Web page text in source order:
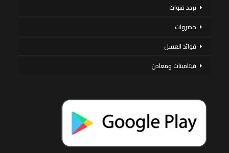
تردد قنوات
خضروات
فوائد العسل
فيتامينات ومعادن